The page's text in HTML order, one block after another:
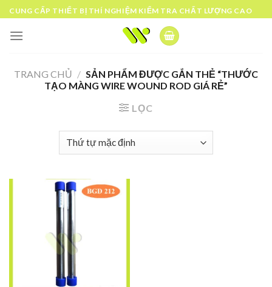
Skip
to
content
CUNG CẤP THIẾT BỊ THÍ NGHIỆM KIỂM TRA CHẤT LƯỢNG CAO
TRANG CHỦ / SẢN PHẨM ĐƯỢC GẮN THẺ “THƯỚC
TẠO MÀNG WIRE WOUND ROD GIÁ RẺ”
LỌC